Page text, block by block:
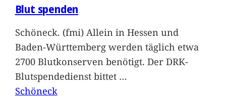
Blut spenden
Schöneck. (fmi) Allein in Hessen und
Baden-Württemberg werden täglich etwa
2700 Blutkonserven benötigt. Der DRK-
Blutspendedienst bittet …
Schöneck